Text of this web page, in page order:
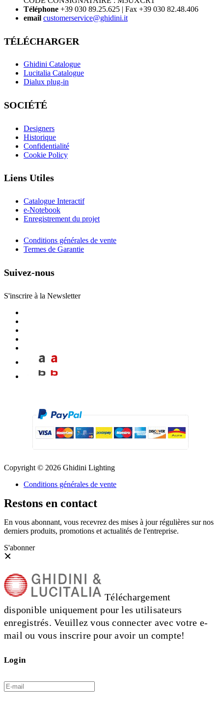
Téléphone +39 030 89.25.625 | Fax +39 030 82.48.406
email customerservice@ghidini.it
TÉLÉCHARGER
Ghidini Catalogue
Lucitalia Catalogue
Dialux plug-in
SOCIÉTÉ
Designers
Historique
Confidentialité
Cookie Policy
Liens Utiles
Catalogue Interactif
e-Notebook
Enregistrement du projet
Conditions générales de vente
Termes de Garantie
Suivez-nous
S'inscrire à la Newsletter
Copyright © 2026 Ghidini Lighting
Conditions générales de vente
Restons en contact
En vous abonnant, vous recevrez des mises à jour régulières sur nos
derniers produits, promotions et actualités de l'entreprise.
S'abonner
Téléchargement
disponible uniquement pour les utilisateurs
enregistrés. Veuillez vous connecter avec votre e-
mail ou vous inscrire pour avoir un compte!
Login